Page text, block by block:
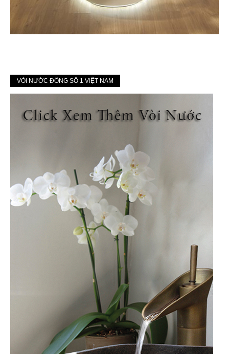
VÒI NƯỚC ĐỒNG SỐ 1 VIỆT NAM